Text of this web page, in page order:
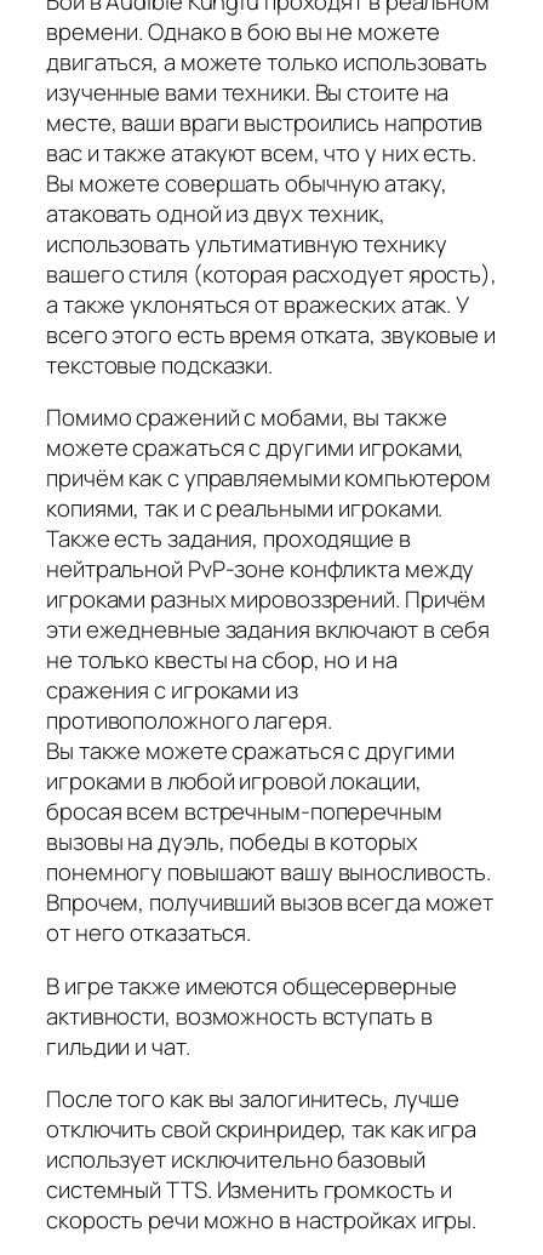
времени. Однако в бою вы не можете
двигаться, а можете только использовать
изученные вами техники. Вы стоите на
месте, ваши враги выстроились напротив
вас и также атакуют всем, что у них есть.
Вы можете совершать обычную атаку,
атаковать одной из двух техник,
использовать ультимативную технику
вашего стиля (которая расходует ярость),
а также уклоняться от вражеских атак. У
всего этого есть время отката, звуковые и
текстовые подсказки.
Помимо сражений с мобами, вы также
можете сражаться с другими игроками,
причём как с управляемыми компьютером
копиями, так и с реальными игроками.
Также есть задания, проходящие в
нейтральной PvP-зоне конфликта между
игроками разных мировоззрений. Причём
эти ежедневные задания включают в себя
не только квесты на сбор, но и на
сражения с игроками из
противоположного лагеря.
Вы также можете сражаться с другими
игроками в любой игровой локации,
бросая всем встречным-поперечным
вызовы на дуэль, победы в которых
понемногу повышают вашу выносливость.
Впрочем, получивший вызов всегда может
от него отказаться.
В игре также имеются общесерверные
активности, возможность вступать в
гильдии и чат.
После того как вы залогинитесь, лучше
отключить свой скринридер, так как игра
использует исключительно базовый
системный TTS. Изменить громкость и
скорость речи можно в настройках игры.